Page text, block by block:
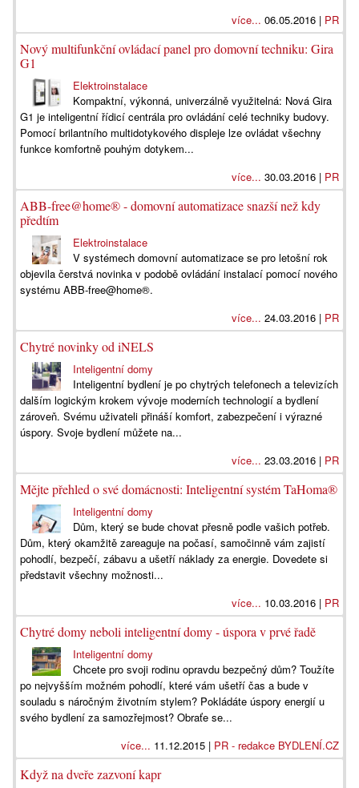
více... 06.05.2016 | PR
Nový multifunkční ovládací panel pro domovní techniku: Gira
G1
Elektroinstalace
Kompaktní, výkonná, univerzálně využitelná: Nová Gira
G1 je inteligentní řídicí centrála pro ovládání celé techniky budovy.
Pomocí brilantního multidotykového displeje lze ovládat všechny
funkce komfortně pouhým dotykem...
více... 30.03.2016 | PR
ABB-free@home® - domovní automatizace snazší než kdy
předtím
Elektroinstalace
V systémech domovní automatizace se pro letošní rok
objevila čerstvá novinka v podobě ovládání instalací pomocí nového
systému ABB-free@home®.
více... 24.03.2016 | PR
Chytré novinky od iNELS
Inteligentní domy
Inteligentní bydlení je po chytrých telefonech a televizích
dalším logickým krokem vývoje moderních technologií a bydlení
zároveň. Svému uživateli přináší komfort, zabezpečení i výrazné
úspory. Svoje bydlení můžete na...
více... 23.03.2016 | PR
Mějte přehled o své domácnosti: Inteligentní systém TaHoma®
Inteligentní domy
Dům, který se bude chovat přesně podle vašich potřeb.
Dům, který okamžitě zareaguje na počasí, samočinně vám zajistí
pohodlí, bezpečí, zábavu a ušetří náklady za energie. Dovedete si
představit všechny možnosti...
více... 10.03.2016 | PR
Chytré domy neboli inteligentní domy - úspora v prvé řadě
Inteligentní domy
Chcete pro svoji rodinu opravdu bezpečný dům? Toužíte
po nejvyšším možném pohodlí, které vám ušetří čas a bude v
souladu s náročným životním stylem? Pokládáte úspory energií u
svého bydlení za samozřejmost? Obraťe se...
více... 11.12.2015 | PR - redakce BYDLENÍ.CZ
Když na dveře zazvoní kapr